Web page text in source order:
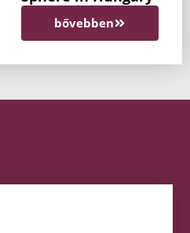
bővebben